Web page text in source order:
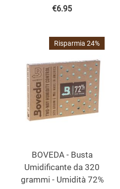
€6.95
Risparmia 24%
BOVEDA - Busta
Umidificante da 320
grammi - Umidità 72%